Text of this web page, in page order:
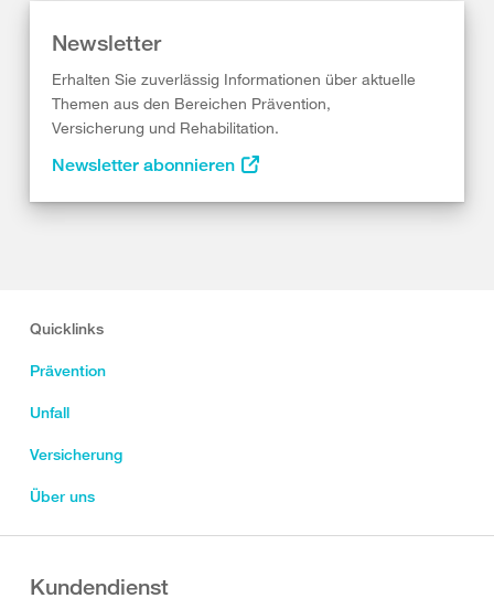
Newsletter
Erhalten Sie zuverlässig Informationen über aktuelle
Themen aus den Bereichen Prävention,
Versicherung und Rehabilitation.
Newsletter abonnieren
Quicklinks
Prävention
Unfall
Versicherung
Über uns
Kundendienst